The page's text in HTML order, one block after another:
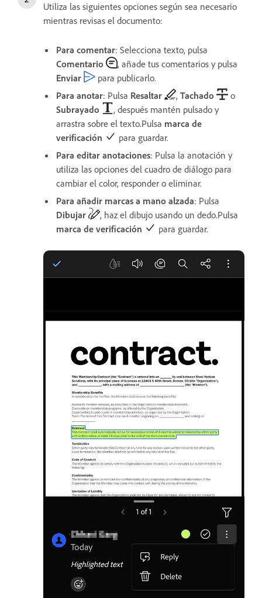
Utiliza las siguientes opciones según sea necesario
mientras revisas el documento:
Para comentar: Selecciona texto, pulsa
Comentario
, añade tus comentarios y pulsa
Enviar
para publicarlo.
Para anotar: Pulsa Resaltar , Tachado
o
Subrayado
, después mantén pulsado y
arrastra sobre el texto.Pulsa marca de
verificación
para guardar.
Para editar anotaciones: Pulsa la anotación y
utiliza las opciones del cuadro de diálogo para
cambiar el color, responder o eliminar.
Para añadir marcas a mano alzada: Pulsa
Dibujar
, haz el dibujo usando un dedo.Pulsa
marca de verificación
para guardar.